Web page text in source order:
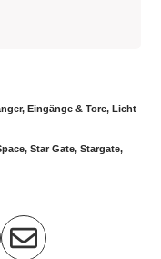
, Eingänge & Tore, Licht
, Star Gate, Stargate,